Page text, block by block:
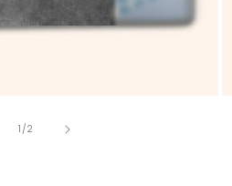
1 /
av2